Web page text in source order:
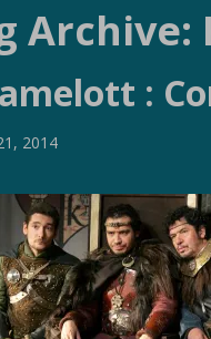
:
2014